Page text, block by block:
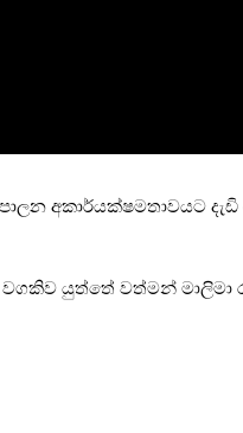
අකාර්යක්ෂමතාවයට දැඩි
යුත්තේ වත්මන් මාලිමා